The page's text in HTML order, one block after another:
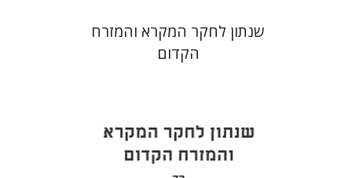
שנתון לחקר המקרא והמזרח
הקדום